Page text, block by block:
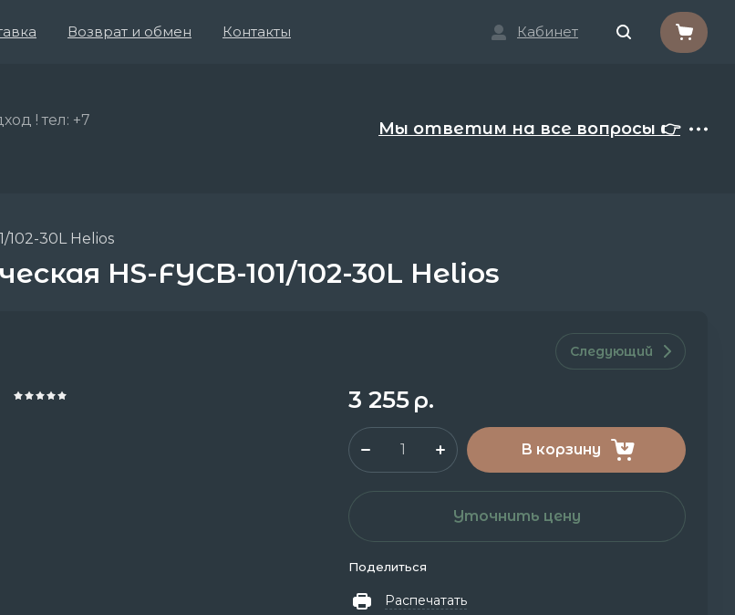
Возврат и обмен Контакты Кабинет
! тел: +7
Мы ответим на все вопросы 👉
102-30L Helios
HS-FYCB-101/102-30L Helios
Следующий
3 255 р.
В корзину
Уточнить цену
Поделиться
Распечатать